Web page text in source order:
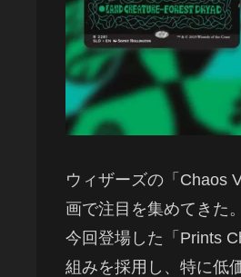
ウィザーズの「Chaos
画で注目を集めてきた。
今回登場した「Prints
組みを採用し、特に低